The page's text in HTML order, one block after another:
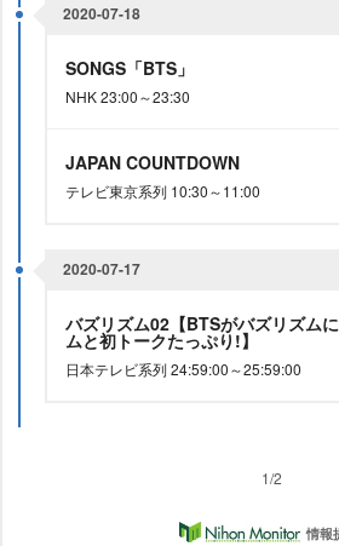
2020-07-18
SONGS「BTS」
NHK 23:00～23:30
JAPAN COUNTDOWN
テレビ東京系列 10:30～11:00
2020-07-17
バズリズム02【BTSがバズリズム
ムと初トークたっぷり!】
日本テレビ系列 24:59:00～25:59:00
1/2
情報